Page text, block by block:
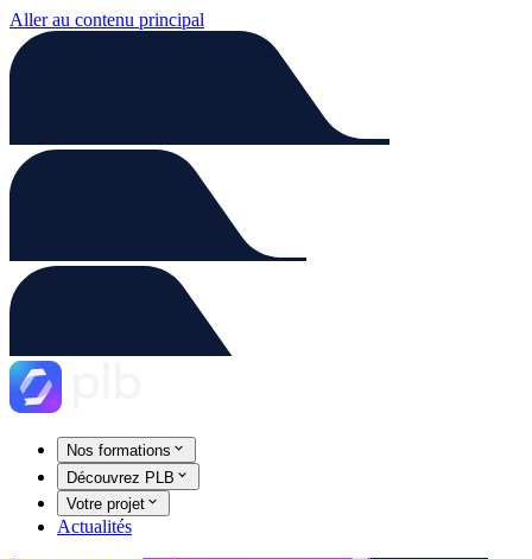
Aller au contenu principal
Nos formations
Découvrez PLB
Votre projet
Actualités